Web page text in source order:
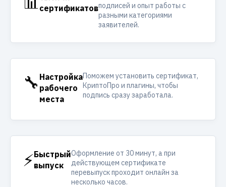
сертификатовподписей и опыт работы с
разными категориями
заявителей.
🔧 Настройка
рабочего
места
Поможем установить сертификат,
КриптоПро и плагины, чтобы
подпись сразу заработала.
⚡Быстрый
выпуск
Оформление от 30 минут, а при
действующем сертификате
перевыпуск проходит онлайн за
несколько часов.